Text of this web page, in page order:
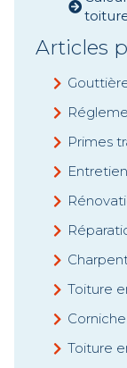
Articles
Primes
Toiture
Toiture